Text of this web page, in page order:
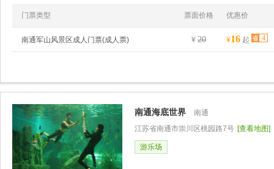
门票类型 票面价格 优惠价
南通军山风景区成人门票(成人票) ¥ 20 ¥16 起 4
南通海底世界
南通
江苏省南通市崇川区桃园路7号 [查看地图]
游乐场